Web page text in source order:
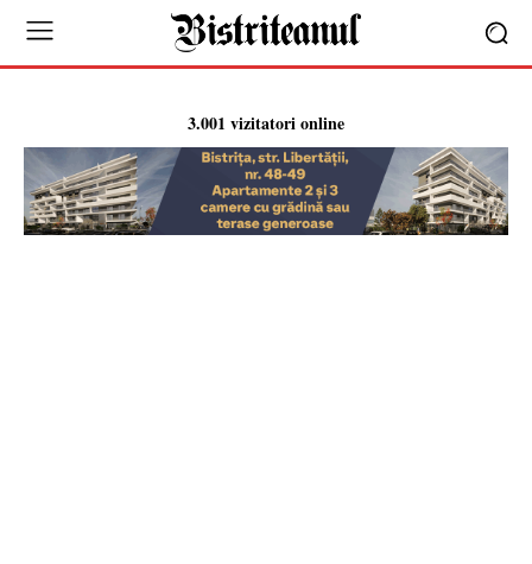
3.001 vizitatori online